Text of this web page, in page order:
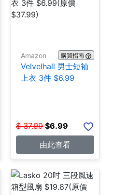
Amazon 購買指南
Velvelhall 男士短袖
上衣 3件 $6.99
$ 37.99 $6.99
由此查看